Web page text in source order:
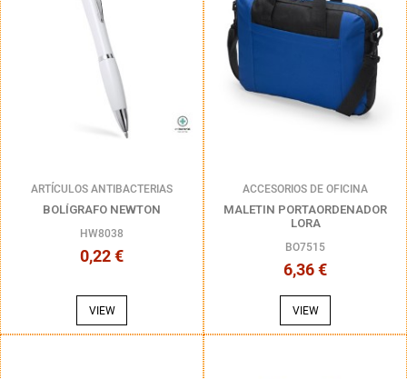
ARTÍCULOS ANTIBACTERIAS
BOLÍGRAFO NEWTON
HW8038
0,22 €
VIEW
ACCESORIOS DE OFICINA
MALETIN PORTAORDENADOR
LORA
BO7515
6,36 €
VIEW